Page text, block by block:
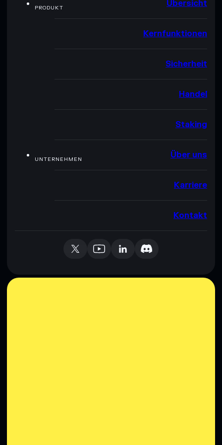
PRODUKT Übersicht
Kernfunktionen
Sicherheit
Handel
Staking
UNTERNEHMEN Über uns
Karriere
Kontakt